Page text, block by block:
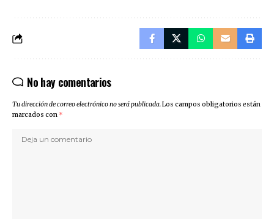
No hay comentarios
Tu dirección de correo electrónico no será publicada.Los campos obligatorios están
marcados con *